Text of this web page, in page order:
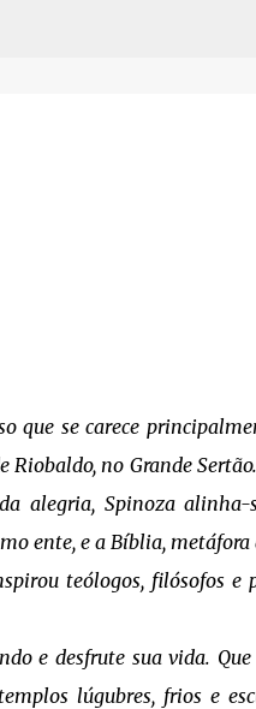
que se carece
Riobaldo, no Grande
alegria, Spinoza
ente, e a Bíblia, metáfora
teólogos, filósofos e
e desfrute sua vida. Que
lúgubres, frios e